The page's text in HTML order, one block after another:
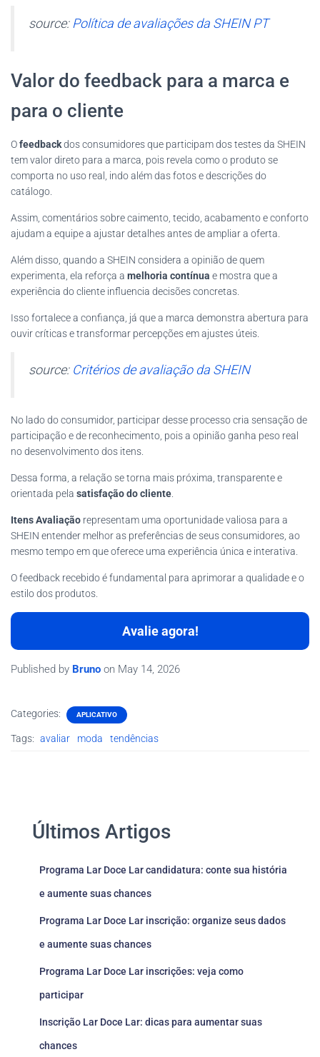
source: Política de avaliações da SHEIN PT
Valor do feedback para a marca e
para o cliente
Ofeedbackdos consumidores que participam dos testes da SHEIN
tem valor direto para a marca, pois revela como o produto se
comporta no uso real, indo além das fotos e descrições do
catálogo.
Assim, comentários sobre caimento, tecido, acabamento e conforto
ajudam a equipe a ajustar detalhes antes de ampliar a oferta.
Além disso, quando a SHEIN considera a opinião de quem
experimenta, ela reforça a melhoria contínua e mostra que a
experiência do cliente influencia decisões concretas.
Isso fortalece a confiança, já que a marca demonstra abertura para
ouvir críticas e transformar percepções em ajustes úteis.
source: Critérios de avaliação da SHEIN
No lado do consumidor, participar desse processo cria sensação de
participação e de reconhecimento, pois a opinião ganha peso real
no desenvolvimento dos itens.
Dessa forma, a relação se torna mais próxima, transparente e
orientada pela satisfação do cliente
Itens Avaliação representam uma oportunidade valiosa para a
SHEIN entender melhor as preferências de seus consumidores, ao
mesmo tempo em que oferece uma experiência única e interativa.
O feedback recebido é fundamental para aprimorar a qualidade e o
estilo dos produtos.
Avalie agora!
Published by Bruno on May 14, 2026
Categories: APLICATIVO
Tags: avaliar moda tendências
Últimos Artigos
Programa Lar Doce Lar candidatura: conte sua história
e aumente suas chances
Programa Lar Doce Lar inscrição: organize seus dados
e aumente suas chances
Programa Lar Doce Lar inscrições: veja como
participar
Inscrição Lar Doce Lar: dicas para aumentar suas
chances